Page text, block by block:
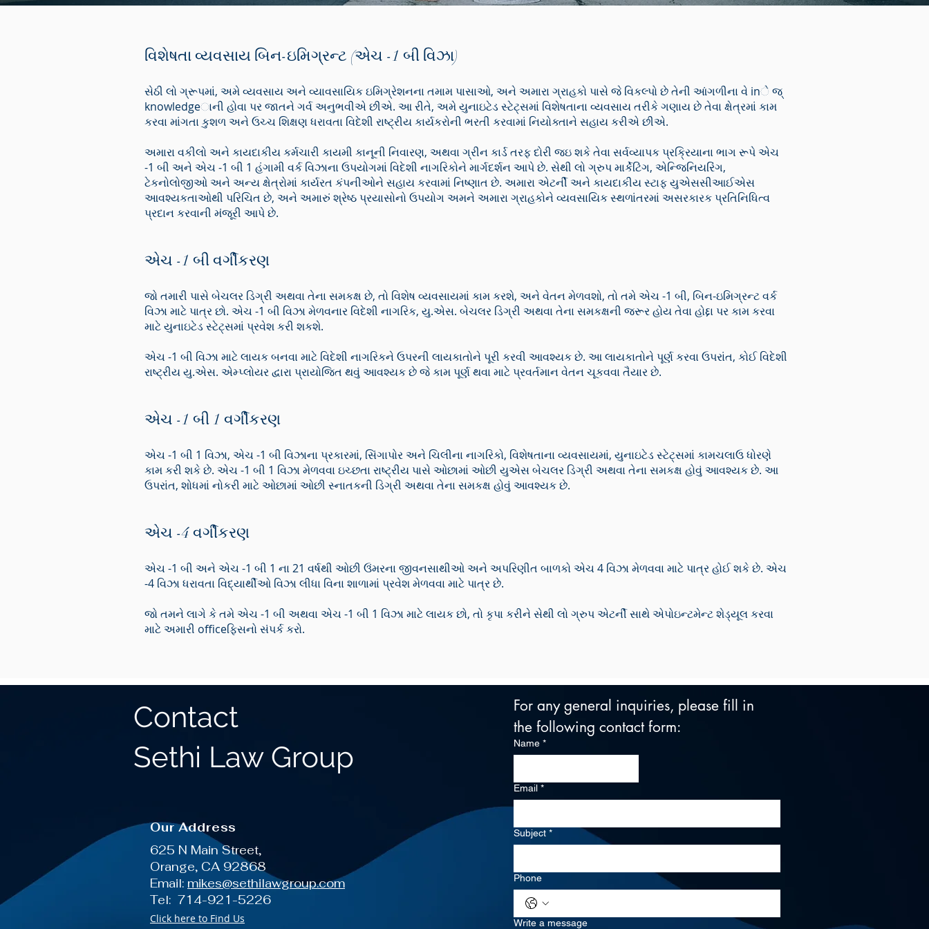
વિશેષતા વ્યવસાય બિન-ઇમિગ્રન્ટ (એચ -1 બી વિઝા)
સેઠી લો ગ્રૂપમાં, અમે વ્યવસાય અને વ્યાવસાયિક ઇમિગ્રેશનના તમામ પાસાઓ, અને અમારા ગ્રાહકો પાસે જે વિકલ્પો છે તેની આંગળીના વે inે જ્
knowledgeાની હોવા પર જાતને ગર્વ અનુભવીએ છીએ. આ રીતે, અમે યુનાઇટેડ સ્ટેટ્સમાં વિશેષતાના વ્યવસાય તરીકે ગણાય છે તેવા ક્ષેત્રમાં કામ
કરવા માંગતા કુશળ અને ઉચ્ચ શિક્ષણ ધરાવતા વિદેશી રાષ્ટ્રીય કાર્યકરોની ભરતી કરવામાં નિયોક્તાને સહાય કરીએ છીએ.
અમારા વકીલો અને કાયદાકીય કર્મચારી કાયમી કાનૂની નિવારણ, અથવા ગ્રીન કાર્ડ તરફ દોરી જઇ શકે તેવા સર્વવ્યાપક પ્રક્રિયાના ભાગ રૂપે એચ
-1 બી અને એચ -1 બી 1 હંગામી વર્ક વિઝાના ઉપયોગમાં વિદેશી નાગરિકોને માર્ગદર્શન આપે છે. સેથી લો ગ્રુપ માર્કેટિંગ, એન્જિનિયરિંગ,
ટેકનોલોજીઓ અને અન્ય ક્ષેત્રોમાં કાર્યરત કંપનીઓને સહાય કરવામાં નિષ્ણાત છે. અમારા એટર્ની અને કાયદાકીય સ્ટાફ યુએસસીઆઈએસ
આવશ્યકતાઓથી પરિચિત છે, અને અમારું શ્રેષ્ઠ પ્રયાસોનો ઉપયોગ અમને અમારા ગ્રાહકોને વ્યવસાયિક સ્થળાંતરમાં અસરકારક પ્રતિનિધિત્વ
પ્રદાન કરવાની મંજૂરી આપે છે.
એચ -1 બી વર્ગીકરણ
જો તમારી પાસે બેચલર ડિગ્રી અથવા તેના સમકક્ષ છે, તો વિશેષ વ્યવસાયમાં કામ કરશે, અને વેતન મેળવશો, તો તમે એચ -1 બી, બિન-ઇમિગ્રન્ટ વર્ક
વિઝા માટે પાત્ર છો. એચ -1 બી વિઝા મેળવનાર વિદેશી નાગરિક, યુ.એસ. બેચલર ડિગ્રી અથવા તેના સમકક્ષની જરૂર હોય તેવા હોદ્દા પર કામ કરવા
માટે યુનાઇટેડ સ્ટેટ્સમાં પ્રવેશ કરી શકશે.
એચ -1 બી વિઝા માટે લાયક બનવા માટે વિદેશી નાગરિકને ઉપરની લાયકાતોને પૂરી કરવી આવશ્યક છે. આ લાયકાતોને પૂર્ણ કરવા ઉપરાંત, કોઈ વિદેશી
રાષ્ટ્રીય યુ.એસ. એમ્પ્લોયર દ્વારા પ્રાયોજિત થવું આવશ્યક છે જે કામ પૂર્ણ થવા માટે પ્રવર્તમાન વેતન ચૂકવવા તૈયાર છે.
એચ -1 બી 1 વર્ગીકરણ
એચ -1 બી 1 વિઝા, એચ -1 બી વિઝાના પ્રકારમાં, સિંગાપોર અને ચિલીના નાગરિકો, વિશેષતાના વ્યવસાયમાં, યુનાઇટેડ સ્ટેટ્સમાં કામચલાઉ ધોરણે
કામ કરી શકે છે. એચ -1 બી 1 વિઝા મેળવવા ઇચ્છતા રાષ્ટ્રીય પાસે ઓછામાં ઓછી યુએસ બેચલર ડિગ્રી અથવા તેના સમકક્ષ હોવું આવશ્યક છે. આ
ઉપરાંત, શોધમાં નોકરી માટે ઓછામાં ઓછી સ્નાતકની ડિગ્રી અથવા તેના સમકક્ષ હોવું આવશ્યક છે.
એચ -4 વર્ગીકરણ
એચ -1 બી અને એચ -1 બી 1 ના 21 વર્ષથી ઓછી ઉંમરના જીવનસાથીઓ અને અપરિણીત બાળકો એચ 4 વિઝા મેળવવા માટે પાત્ર હોઈ શકે છે. એચ
-4 વિઝા ધરાવતા વિદ્યાર્થીઓ વિઝા લીધા વિના શાળામાં પ્રવેશ મેળવવા માટે પાત્ર છે.
જો તમને લાગે કે તમે એચ -1 બી અથવા એચ -1 બી 1 વિઝા માટે લાયક છો, તો કૃપા કરીને સેથી લો ગ્રુપ એટર્ની સાથે એપોઇન્ટમેન્ટ શેડ્યૂલ કરવા
માટે અમારી officeફિસનો સંપર્ક કરો.
Our Address
625 N Main Street,
Orange, CA 92868
Email: mikes@sethilawgroup.com
Tel: 714-921-5226
For any general inquiries, please fill in
the following contact form:
Name *
Email *
Subject *
Phone
Write a message
Contact
Sethi Law Group
Click here to Find Us